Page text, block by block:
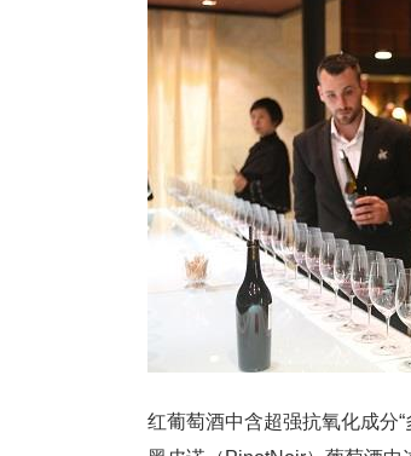
红葡萄酒中含超强抗氧化成分